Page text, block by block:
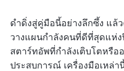
ดำดิ่งสู่คู่มือนี้อย่างลึกซึ้ง แ
วางแผนกำลังคนที่ดีที่สุดแห่
สตาร์ทอัพที่กำลังเติบโตหรื
ประสบการณ์ เครื่องมือเหล่า